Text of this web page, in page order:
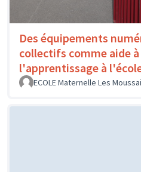
Des équipements
collectifs comme aide à
l'apprentissage à
ECOLE Maternelle Les